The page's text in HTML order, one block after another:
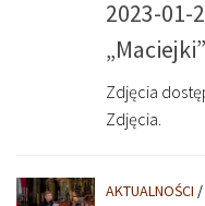
2023-01-
Zdjęcia
Zdjęcia.
AKTUALNOŚCI /